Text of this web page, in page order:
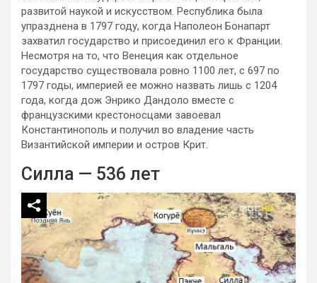
развитой наукой и искусством. Республика была
упразднена в 1797 году, когда Наполеон Бонапарт
захватил государство и присоединил его к Франции.
Несмотря на то, что Венеция как отдельное
государство существовала ровно 1100 лет, с 697 по
1797 годы, империей ее можно назвать лишь с 1204
года, когда дож Энрико Дандоло вместе с
французскими крестоносцами завоевал
Константинополь и получил во владение часть
Византийской империи и остров Крит.
Силла — 536 лет